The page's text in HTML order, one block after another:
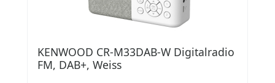
KENWOOD CR-M33DAB-W Digitalradio
FM, DAB+, Weiss